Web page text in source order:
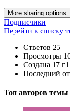
More sharing options...
Подписчики
Перейти к списку
Ответов 25
Просмотры
Создана 17 г
Последний
Топ авторов темы